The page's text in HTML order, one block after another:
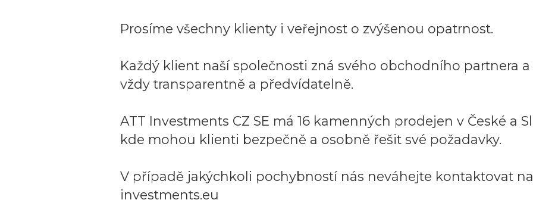
Prosíme všechny klienty i veřejnost o zvýšenou opatrnost.
Každý klient naší společnosti zná svého obchodního partnera
vždy transparentně a předvídatelně.
ATT Investments CZ SE má 16 kamenných prodejen v České a
kde mohou klienti bezpečně a osobně řešit své požadavky.
V případě jakýchkoli pochybností nás neváhejte kontaktovat
investments.eu